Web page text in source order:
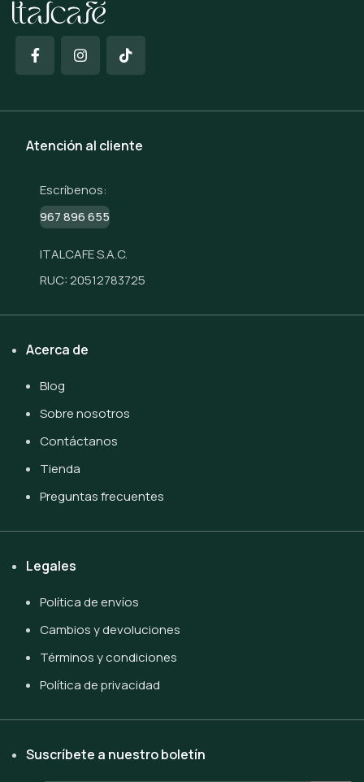
Atención al cliente
Escríbenos:
967 896 655
ITALCAFE S.A.C.
RUC: 20512783725
Acerca de
Blog
Sobre nosotros
Contáctanos
Tienda
Preguntas frecuentes
Legales
Política de envíos
Cambios y devoluciones
Términos y condiciones
Política de privacidad
Suscríbete a nuestro boletín